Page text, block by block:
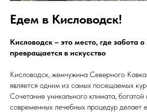
Едем в Кисловодск!
Кисловодск – это место, где забота о
превращается в искусство
Кисловодск, жемчужина Северного
является одним из самых посещаемых
Сочетание уникального климата, богатой
современных лечебных процедур делает